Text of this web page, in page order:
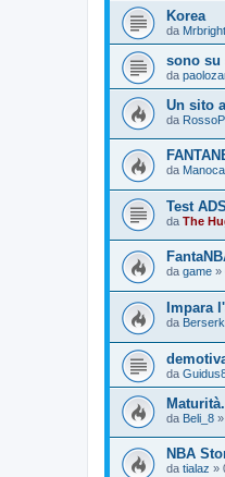
Korea
da
sono su
da
Un sito
da
da
Test
da The
da game »
Impara
da
da
da Beli_8 »
NBA
da tialaz »